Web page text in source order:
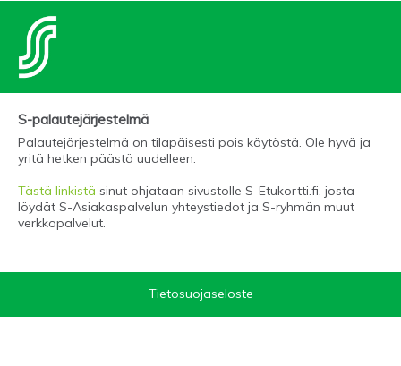
S-palautejärjestelmä
Palautejärjestelmä on tilapäisesti pois käytöstä. Ole hyvä ja
yritä hetken päästä uudelleen.
Tästä linkistä sinut ohjataan sivustolle S-Etukortti.fi, josta
löydät S-Asiakaspalvelun yhteystiedot ja S-ryhmän muut
verkkopalvelut.
Tietosuojaseloste